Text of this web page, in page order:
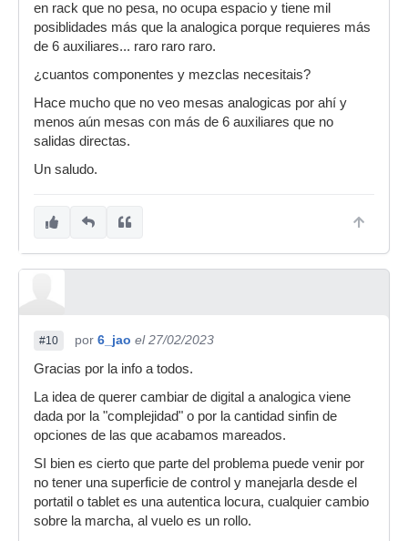
en rack que no pesa, no ocupa espacio y tiene mil
posiblidades más que la analogica porque requieres más
de 6 auxiliares... raro raro raro.
¿cuantos componentes y mezclas necesitais?
Hace mucho que no veo mesas analogicas por ahí y
menos aún mesas con más de 6 auxiliares que no
salidas directas.
Un saludo.
#10 por 6_jao el 27/02/2023
Gracias por la info a todos.
La idea de querer cambiar de digital a analogica viene
dada por la "complejidad" o por la cantidad sinfin de
opciones de las que acabamos mareados.
SI bien es cierto que parte del problema puede venir por
no tener una superficie de control y manejarla desde el
portatil o tablet es una autentica locura, cualquier cambio
sobre la marcha, al vuelo es un rollo.